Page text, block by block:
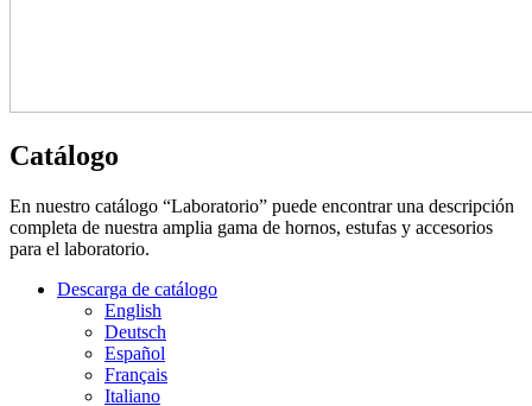
Catálogo
En nuestro catálogo “Laboratorio” puede encontrar una descripción
completa de nuestra amplia gama de hornos, estufas y accesorios
para el laboratorio.
Descarga de catálogo
English
Deutsch
Español
Français
Italiano